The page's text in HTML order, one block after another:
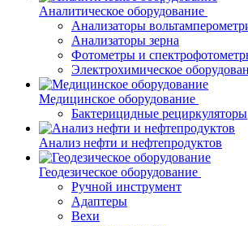
Аналитическое оборудование
Анализаторы
Анализаторы зерна
Фотометры и
Электрохимическое
Медицинское оборудование
Бактерицидные рециркуляторы
Анализ нефти и нефтепродуктов
Геодезическое оборудование
Ручной инструмент
Адаптеры
Вехи